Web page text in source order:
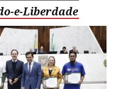
e-Liberdade